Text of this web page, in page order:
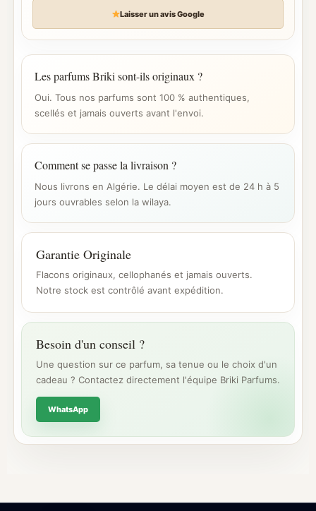
Laisser un avis Google
Les parfums Briki sont-ils originaux ?
Oui. Tous nos parfums sont 100 % authentiques,
scellés et jamais ouverts avant l'envoi.
Comment se passe la livraison ?
Nous livrons en Algérie. Le délai moyen est de 24 h à 5
jours ouvrables selon la wilaya.
Garantie Originale
Flacons originaux, cellophanés et jamais ouverts.
Notre stock est contrôlé avant expédition.
Besoin d'un conseil ?
Une question sur ce parfum, sa tenue ou le choix d'un
cadeau ? Contactez directement l'équipe Briki Parfums.
WhatsApp